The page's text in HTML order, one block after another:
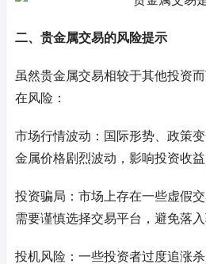
二、贵金属交易的风险提示
虽然贵金属交易相较于其他投资
在风险：
市场行情波动：国际形势、政策
金属价格剧烈波动，影响投资收益
投资骗局：市场上存在一些虚假
需要谨慎选择交易平台，避免落入
投机风险：一些投资者过度追涨